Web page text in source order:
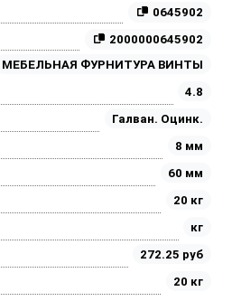
0645902
2000000645902
МЕБЕЛЬНАЯ ФУРНИТУРА ВИНТЫ
4.8
Галван. Оцинк.
8 мм
60 мм
20 кг
кг
272.25 руб
20 кг